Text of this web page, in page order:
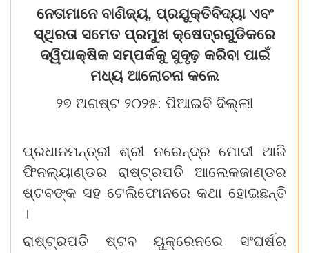
ନେତାମାନେ ବାଣିଜ୍ୟ, ପ୍ରଯୁକ୍ତିବିଦ୍ୟା ଏବଂ
ସ୍ଥିରତା ସମେତ ପ୍ରମୁଖ କ୍ଷେତ୍ରଗୁଡିକରେ
ଦ୍ୱିପାକ୍ଷିକ ସମ୍ପର୍କକୁ ସୁଦୃଢ଼ କରିବା ପାଇଁ
ମଧ୍ୟ ଆଲୋଚନା କଲେ
୨୭ ଅଗଷ୍ଟ ୨୦୨୫: ପିଆଇବି ଦିଲ୍ଲୀ
ପ୍ରଧାନମନ୍ତ୍ରୀ ଶ୍ରୀ ନରେନ୍ଦ୍ର ମୋଦୀ ଆଜି
ଫିନଲ୍ୟାଣ୍ଡର ରାଷ୍ଟ୍ରପତି ଆଲେକଜାଣ୍ଡର
ଷ୍ଟବଙ୍କ ସହ ଟେଲିଫୋନରେ କଥା ହୋଇଛନ୍ତି
।
ରାଷ୍ଟ୍ରପତି ଷ୍ଟବ ୟୁକ୍ରେନରେ ସଂଘର୍ଷର